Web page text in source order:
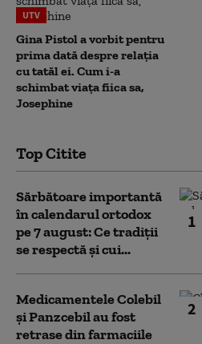
UTV
Gina Pistol a vorbit pentru
prima dată despre relația
cu tatăl ei. Cum i-a
schimbat viața fiica sa,
Josephine
Top Citite
1
Sărbătoare importantă
în calendarul ortodox
pe 7 august: Ce tradiții
se respectă și cui...
2
Medicamentele Colebil
și Panzcebil au fost
retrase din farmaciile